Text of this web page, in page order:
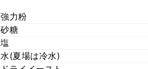
強力粉
砂糖
塩
水(夏場は冷水)